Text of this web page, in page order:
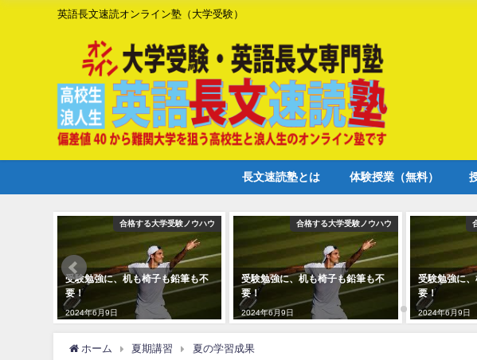
英語長文速読オンライン塾（大学受験）
長文速読塾とは 体験授業（無料）
合格する大学受験ノウハウ
受験勉強に、机も椅子も鉛筆も不
要！
2024年6月9日
合格する大学受験ノウハウ
受験勉強に、机も椅子も鉛筆も不
要！
2024年6月9日
受験勉強に
要！
2024年6月9日
ホーム 夏期講習 夏の学習成果